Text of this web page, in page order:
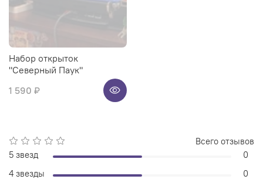
Набор открыток
"Северный Паук"
1 590 ₽
Всего отзывов
5 звезд
0
4 звезды
0